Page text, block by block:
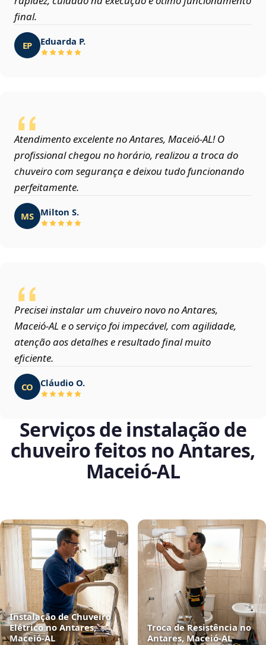
final.
EP Eduarda P.
Atendimento excelente no Antares, Maceió‑AL! O
profissional chegou no horário, realizou a troca do
chuveiro com segurança e deixou tudo funcionando
perfeitamente.
MS Milton S.
Precisei instalar um chuveiro novo no Antares,
Maceió‑AL e o serviço foi impecável, com agilidade,
atenção aos detalhes e resultado final muito
eficiente.
CO Cláudio O.
Serviços de instalação de
chuveiro feitos no Antares,
Maceió‑AL
Instalação de Chuveiro
Elétrico no Antares,
Maceió‑AL
Troca de Resistência no
Antares, Maceió‑AL